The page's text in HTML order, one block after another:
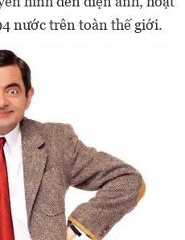
nước trên toàn thế giới.